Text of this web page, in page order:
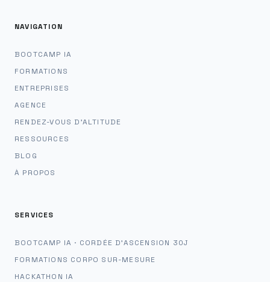
NAVIGATION
BOOTCAMP IA
FORMATIONS
ENTREPRISES
AGENCE
RENDEZ-VOUS D'ALTITUDE
RESSOURCES
BLOG
À PROPOS
SERVICES
BOOTCAMP IA · CORDÉE D'ASCENSION 30J
FORMATIONS CORPO SUR-MESURE
HACKATHON IA